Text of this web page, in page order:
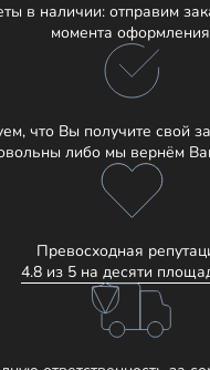
в наличии: отправим
момента
что Вы получите свой
либо мы вернём
Превосходная
4.8 из 5 на десяти